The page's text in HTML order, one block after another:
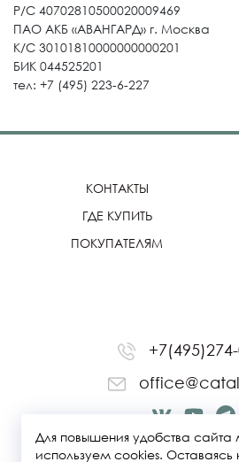
Р/С 40702810500020009469
ПАО АКБ «АВАНГАРД» г. Москва
К/С 30101810000000000201
БИК 044525201
тел: +7 (495) 223-6-227
КОНТАКТЫ
ГДЕ КУПИТЬ
ПОКУПАТЕЛЯМ
Для повышения удобства сайта
используем cookies. Оставаясь